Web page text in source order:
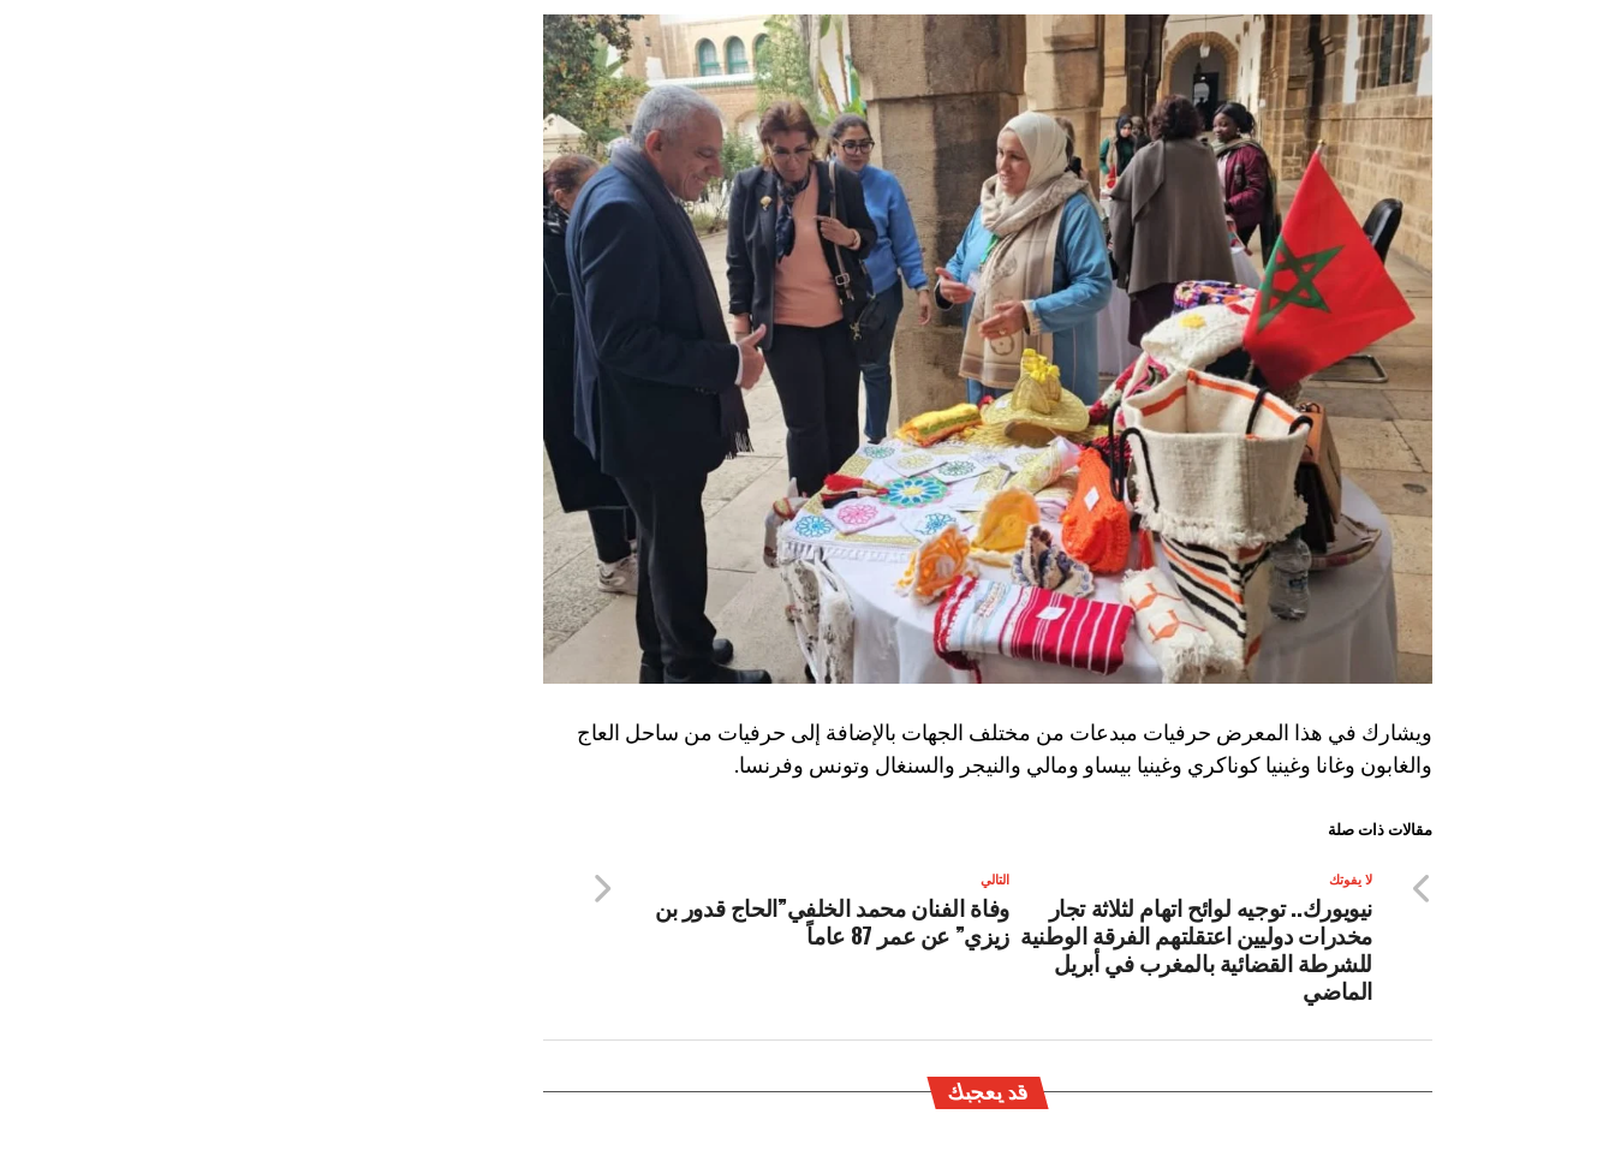
ويشارك في هذا المعرض حرفيات مبدعات من مختلف الجهات بالإضافة إلى حرفيات من ساحل العاج
والغابون وغانا وغينيا كوناكري وغينيا بيساو ومالي والنيجر والسنغال وتونس وفرنسا.
مقالات ذات صلة
التالي
وفاة الفنان محمد الخلفي”الحاج قدور بن
زيزي” عن عمر 87 عاماً
لا يفوتك
نيويورك.. توجيه لوائح اتهام لثلاثة تجار
مخدرات دوليين اعتقلتهم الفرقة الوطنية
للشرطة القضائية بالمغرب في أبريل
الماضي
قد يعجبك